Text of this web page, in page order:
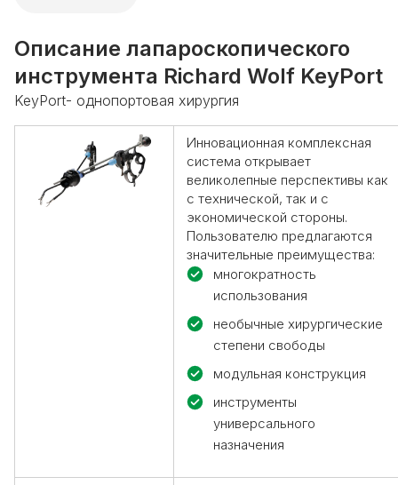
Описание лапароскопического
инструмента Richard Wolf KeyPort
KeyPort- однопортовая хирургия
Инновационная комплексная
система открывает
великолепные перспективы как
с технической, так и с
экономической стороны.
Пользователю предлагаются
значительные преимущества:
многократность
использования
необычные хирургические
степени свободы
модульная конструкция
инструменты
универсального
назначения